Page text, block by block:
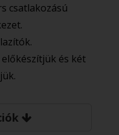
csatlakozású
és két